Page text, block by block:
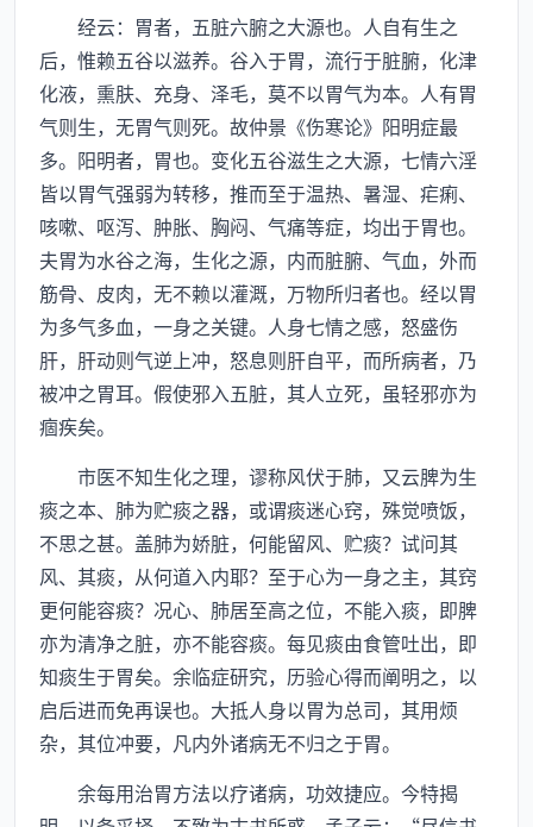
经云：胃者，五脏六腑之大源也。人自有生之
后，惟赖五谷以滋养。谷入于胃，流行于脏腑，化津
化液，熏肤、充身、泽毛，莫不以胃气为本。人有胃
气则生，无胃气则死。故仲景《伤寒论》阳明症最
多。阳明者，胃也。变化五谷滋生之大源，七情六淫
皆以胃气强弱为转移，推而至于温热、暑湿、疟痢、
咳嗽、呕泻、肿胀、胸闷、气痛等症，均出于胃也。
夫胃为水谷之海，生化之源，内而脏腑、气血，外而
筋骨、皮肉，无不赖以灌溉，万物所归者也。经以胃
为多气多血，一身之关键。人身七情之感，怒盛伤
肝，肝动则气逆上冲，怒息则肝自平，而所病者，乃
被冲之胃耳。假使邪入五脏，其人立死，虽轻邪亦为
痼疾矣。
市医不知生化之理，谬称风伏于肺，又云脾为生
痰之本、肺为贮痰之器，或谓痰迷心窍，殊觉喷饭，
不思之甚。盖肺为娇脏，何能留风、贮痰？试问其
风、其痰，从何道入内耶？至于心为一身之主，其窍
更何能容痰？况心、肺居至高之位，不能入痰，即脾
亦为清净之脏，亦不能容痰。每见痰由食管吐出，即
知痰生于胃矣。余临症研究，历验心得而阐明之，以
启后进而免再误也。大抵人身以胃为总司，其用烦
杂，其位冲要，凡内外诸病无不归之于胃。
余每用治胃方法以疗诸病，功效捷应。今特揭